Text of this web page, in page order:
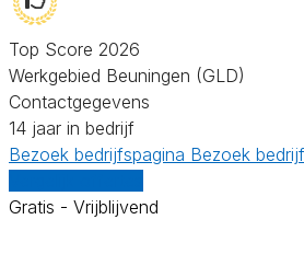
Top Score 2026
Werkgebied Beuningen (GLD)
Contactgegevens
14 jaar in bedrijf
Bezoek bedrijfspagina Bezoek
Gratis - Vrijblijvend